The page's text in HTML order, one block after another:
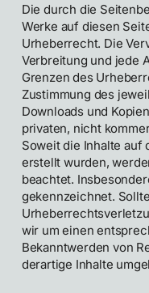
Die durch die
Werke auf diesen
Urheberrecht. Die
Verbreitung und jede
Grenzen des
Zustimmung des
Downloads und
privaten, nicht
Soweit die Inhalte auf
erstellt wurden,
beachtet.
gekennzeichnet.
wir um einen
Bekanntwerden von
derartige Inhalte